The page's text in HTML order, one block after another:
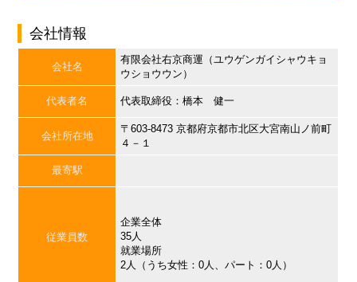
会社情報
会社名
有限会社右京商運（ユウゲンガイシャウキョ
ウショウウン）
代表者名 代表取締役：橋本 健一
会社所在地
〒603-8473 京都府京都市北区大宮南山ノ前町
４－１
最寄駅
従業員数
企業全体
35人
就業場所
2人（うち女性：0人、パート：0人）